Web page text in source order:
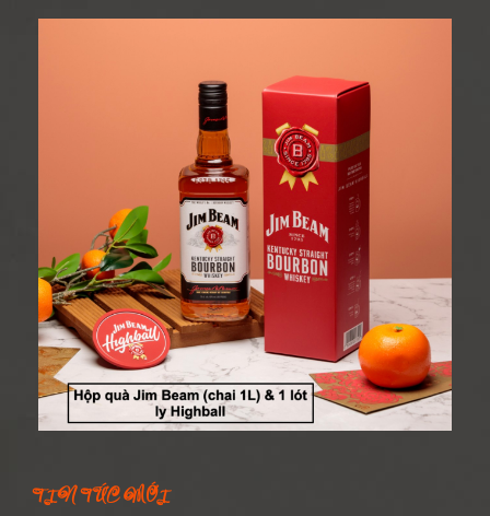
TIN TỨC MỚI